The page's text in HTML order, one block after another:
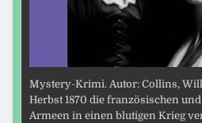
Mystery-Krimi. Autor: Collins,
Herbst 1870 die französischen
Armeen in einen blutigen Krieg